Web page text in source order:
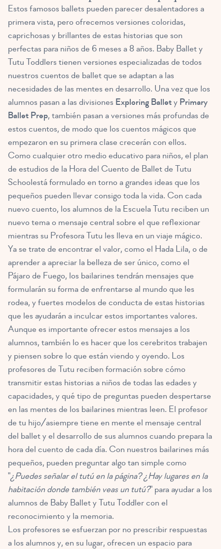
Estos famosos ballets pueden parecer desalentadores a
primera vista, pero ofrecemos versiones coloridas,
caprichosas y brillantes de estas historias que son
perfectas para niños de 6 meses a 8 años. Baby Ballet y
Tutu Toddlers tienen versiones especializadas de todos
nuestros cuentos de ballet que se adaptan a las
necesidades de las mentes en desarrollo. Una vez que los
alumnos pasan a las divisiones Exploring Ballety Primary
Ballet Prep, también pasan a versiones más profundas de
estos cuentos, de modo que los cuentos mágicos que
empezaron en su primera clase crecerán con ellos.
Como cualquier otro medio educativo para niños, el plan
de estudios de la Hora del Cuento de Ballet de Tutu
Schoolestá formulado en torno a grandes ideas que los
pequeños pueden llevar consigo toda la vida. Con cada
nuevo cuento, los alumnos de la Escuela Tutu reciben un
nuevo tema o mensaje central sobre el que reflexionar
mientras su Profesora Tutu les lleva en un viaje mágico.
Ya se trate de encontrar el valor, como el Hada Lila, o de
aprender a apreciar la belleza de ser único, como el
Pájaro de Fuego, los bailarines tendrán mensajes que
formularán su forma de enfrentarse al mundo que les
rodea, y fuertes modelos de conducta de estas historias
que les ayudarán a inculcar estos importantes valores.
Aunque es importante ofrecer estos mensajes a los
alumnos, también lo es hacer que los cerebritos trabajen
y piensen sobre lo que están viendo y oyendo. Los
profesores de Tutu reciben formación sobre cómo
transmitir estas historias a niños de todas las edades y
capacidades, y qué tipo de preguntas pueden despertarse
en las mentes de los bailarines mientras leen. El profesor
de tu hijo/asiempre tiene en mente el mensaje central
del ballet y el desarrollo de sus alumnos cuando prepara la
hora del cuento de cada día. Con nuestros bailarines más
pequeños, pueden preguntar algo tan simple como
"¿Puedes señalar el tutú en la página? ¿Hay lugares en la
habitación donde también veas un tutú?" para ayudar a los
alumnos de Baby Ballet y Tutu Toddler con el
reconocimiento y la memoria.
Los profesores se esfuerzan por no prescribir respuestas
a los alumnos y, en su lugar, ofrecen un espacio para